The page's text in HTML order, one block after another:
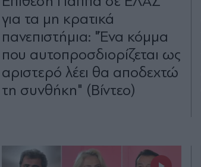
για τα μη κρατικά
πανεπιστήμια: "Ένα κόμμα
που αυτοπροσδιορίζεται ως
αριστερό λέει θα αποδεχτώ
τη συνθήκη" (Βίντεο)